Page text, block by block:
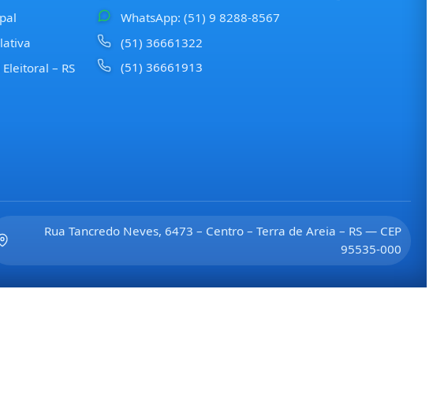
– RS
WhatsApp: (51) 9 8288-8567
(51) 36661322
(51) 36661913
Rua Tancredo Neves, 6473 – Centro – Terra de Areia – RS — CEP
95535-000